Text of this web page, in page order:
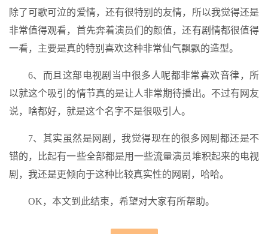
除了可歌可泣的爱情，还有很特别的友情，所以我觉得还是
非常值得观看，首先奔着演员们的颜值，还有剧情都很值得
一看，主要是真的特别喜欢这种非常仙气飘飘的造型。
6、而且这部电视剧当中很多人呢都非常喜欢音律，所
以就这个吸引的情节真的是让人非常期待播出。不过有网友
说，啥都好，就是这个名字不是很吸引人。
7、其实虽然是网剧，我觉得现在的很多网剧都还是不
错的，比起有一些全部都是用一些流量演员堆积起来的电视
剧，我还是更倾向于这种比较真实性的网剧，哈哈。
OK，本文到此结束，希望对大家有所帮助。